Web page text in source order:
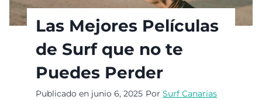
Las Mejores Películas
de Surf que no te
Puedes Perder
Publicado en junio 6, 2025 Por Surf Canarias